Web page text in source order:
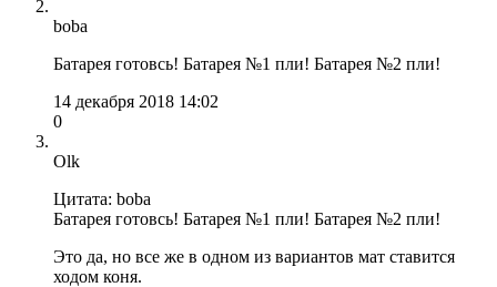
boba
Батарея готовсь! Батарея №1 пли! Батарея №2 пли!
14 декабря 2018 14:02
0
Olk
Цитата: boba
Батарея готовсь! Батарея №1 пли! Батарея №2 пли!
Это да, но все же в одном из вариантов мат ставится
ходом коня.